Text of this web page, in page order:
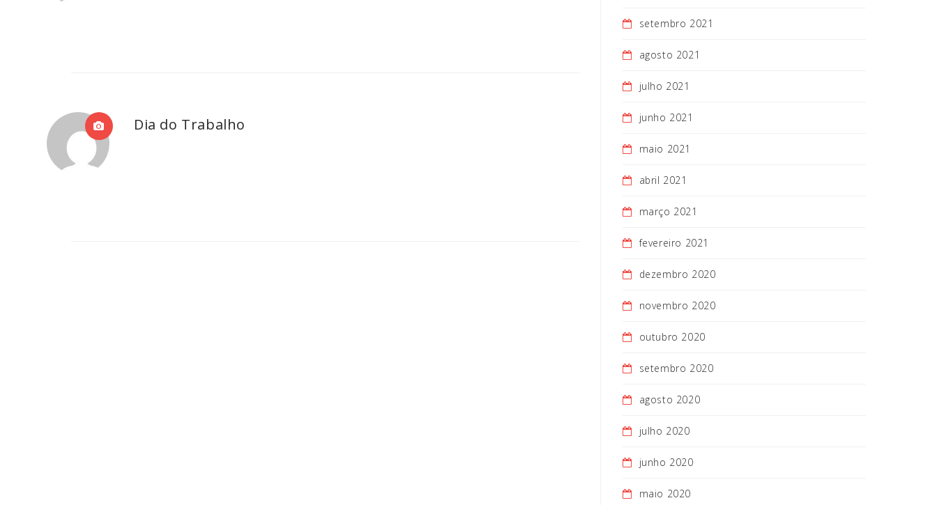
Dia do Trabalho
setembro 2021
agosto 2021
julho 2021
junho 2021
maio 2021
abril 2021
março 2021
fevereiro 2021
dezembro 2020
novembro 2020
outubro 2020
setembro 2020
agosto 2020
julho 2020
junho 2020
maio 2020